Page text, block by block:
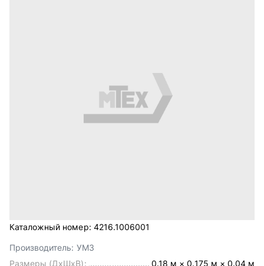
Каталожный номер: 4216.1006001
Производитель: УМЗ
Размеры (ДхШхВ):
0.18 м × 0.175 м × 0.04 м